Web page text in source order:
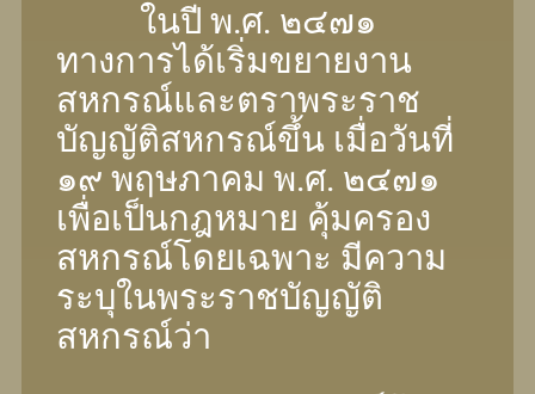
ในปี พ.ศ. ๒๔๗๑
ทางการได้เริ่มขยายงาน
สหกรณ์และตราพระราช
บัญญัติสหกรณ์ขึ้น เมื่อวันที่
๑๙ พฤษภาคม พ.ศ. ๒๔๗๑
เพื่อเป็นกฎหมาย คุ้มครอง
สหกรณ์โดยเฉพาะ มีความ
ระบุในพระราชบัญญัติ
สหกรณ์ว่า